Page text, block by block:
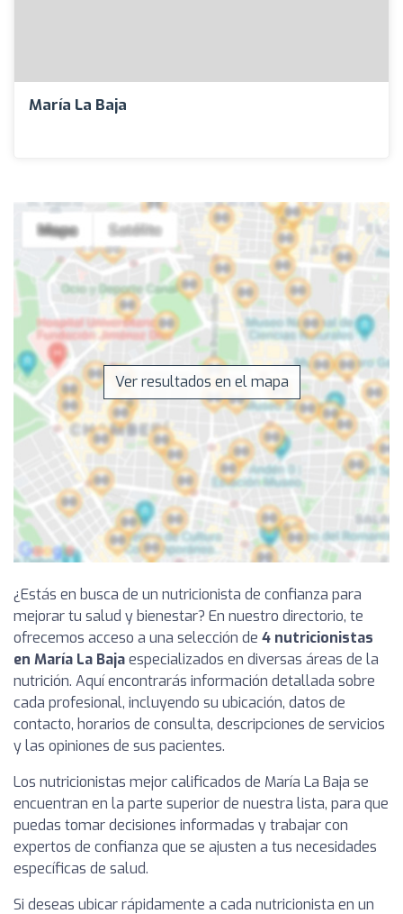
María La Baja
Ver resultados en el mapa
¿Estás en busca de un nutricionista de confianza para
mejorar tu salud y bienestar? En nuestro directorio, te
ofrecemos acceso a una selección de 4 nutricionistas
en María La Bajaespecializados en diversas áreas de la
nutrición. Aquí encontrarás información detallada sobre
cada profesional, incluyendo su ubicación, datos de
contacto, horarios de consulta, descripciones de servicios
y las opiniones de sus pacientes.
Los nutricionistas mejor calificados de María La Baja se
encuentran en la parte superior de nuestra lista, para que
puedas tomar decisiones informadas y trabajar con
expertos de confianza que se ajusten a tus necesidades
específicas de salud.
Si deseas ubicar rápidamente a cada nutricionista en un